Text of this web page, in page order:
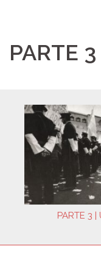
PARTE
PARTE 3 |